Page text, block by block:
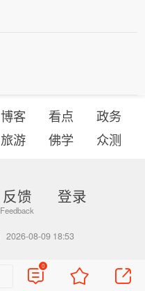
博客 看点
政务
旅游 佛学 众测
反馈 登录
2026-08-09 18:53
0